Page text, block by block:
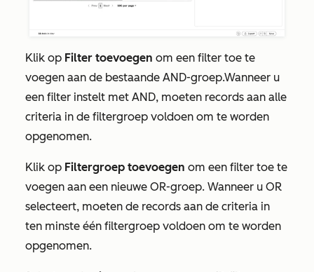
Klik op Filter toevoegen om een filter toe te
voegen aan de bestaande AND-groep.Wanneer u
een filter instelt met AND, moeten records aan alle
criteria in de filtergroep voldoen om te worden
opgenomen.
Klik op Filtergroep toevoegen om een filter toe te
voegen aan een nieuwe OR-groep. Wanneer u OR
selecteert, moeten de records aan de criteria in
ten minste één filtergroep voldoen om te worden
opgenomen.